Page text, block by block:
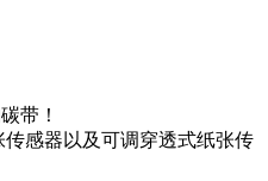
带！
感器以及可调穿透式纸张传